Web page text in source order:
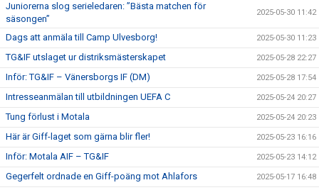
Juniorerna slog serieledaren: ”Bästa matchen för
säsongen”
2025-05-30 11:42
Dags att anmäla till Camp Ulvesborg! 2025-05-30 11:23
TG&IF utslaget ur distriksmästerskapet 2025-05-28 22:27
Inför: TG&IF – Vänersborgs IF (DM) 2025-05-28 17:54
Intresseanmälan till utbildningen UEFA C 2025-05-24 20:27
Tung förlust i Motala 2025-05-24 20:23
Här är Giff-laget som gärna blir fler! 2025-05-23 16:16
Inför: Motala AIF – TG&IF 2025-05-23 14:12
Gegerfelt ordnade en Giff-poäng mot Ahlafors 2025-05-17 16:48